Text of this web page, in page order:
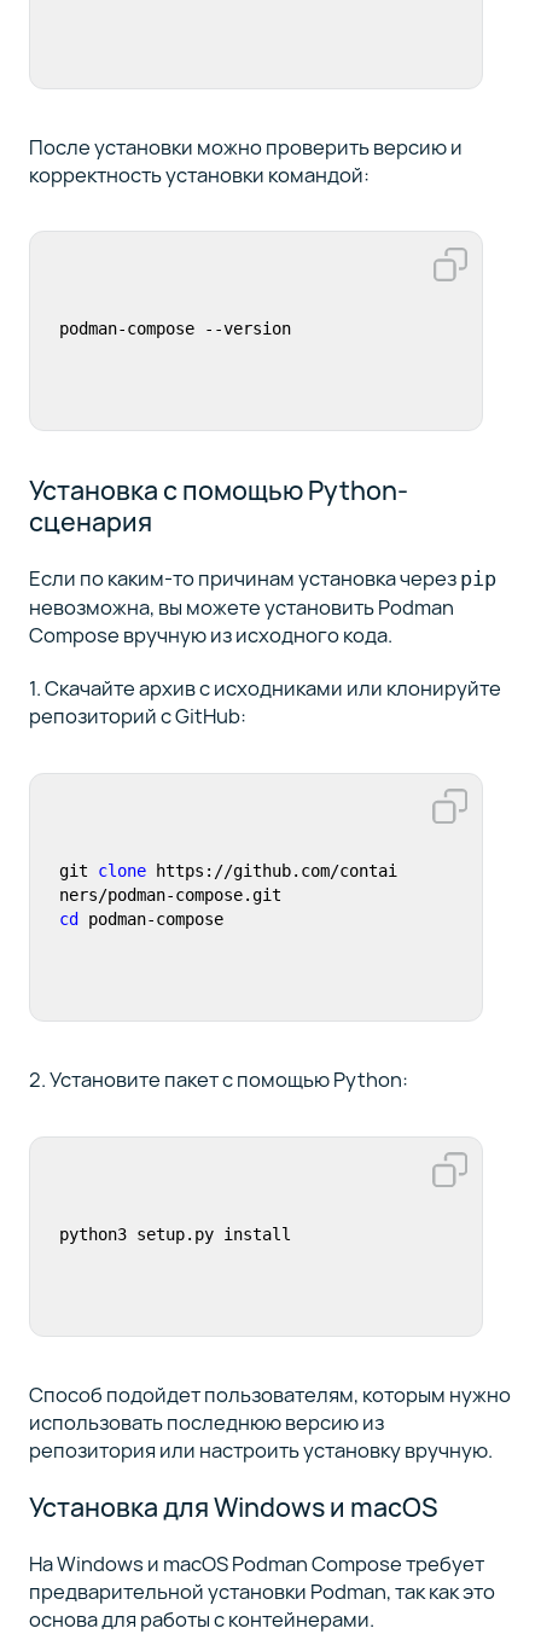
После установки можно проверить версию и
корректность установки командой:
podman-compose --version
Установка с помощью Python-
сценария
Если по каким-то причинам установка через pip
невозможна, вы можете установить Podman
Compose вручную из исходного кода.
1. Скачайте архив с исходниками или клонируйте
репозиторий с GitHub:
git clone https://github.com/contai
cd
podman-compose
2. Установите пакет с помощью Python:
python3 setup.py install
Способ подойдет пользователям, которым нужно
использовать последнюю версию из
репозитория или настроить установку вручную.
Установка для Windows и macOS
На Windows и macOS Podman Compose требует
предварительной установки Podman, так как это
основа для работы с контейнерами.